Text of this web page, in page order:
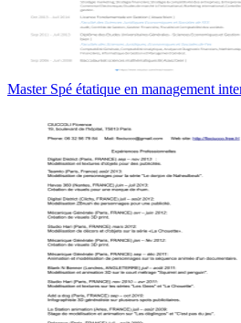
Master Spé étatique en management